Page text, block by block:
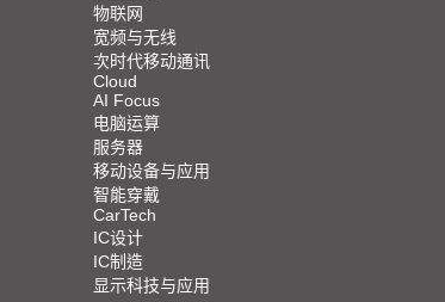
物联网
宽频与无线
次时代移动通讯
Cloud
AI Focus
电脑运算
服务器
移动设备与应用
智能穿戴
CarTech
IC设计
IC制造
显示科技与应用